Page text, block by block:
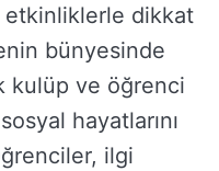
etkinliklerle dikkat
bünyesinde
kulüp ve öğrenci
hayatlarını
ilgi